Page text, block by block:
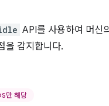
API를 사용하여 머신
을 감지합니다.
만 해당